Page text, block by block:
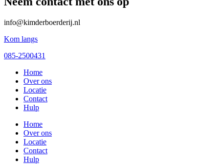
info@kimderboerderij.nl
Kom langs
085-2500431
Home
Over ons
Locatie
Contact
Hulp
Home
Over ons
Locatie
Contact
Hulp